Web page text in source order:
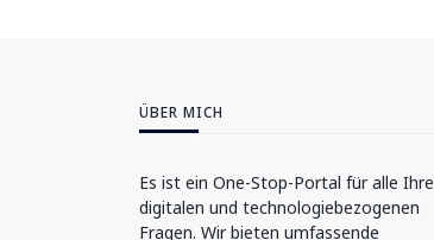
ÜBER MICH
Es ist ein One-Stop-Portal für alle Ihre
digitalen und technologiebezogenen
Fragen. Wir bieten umfassende